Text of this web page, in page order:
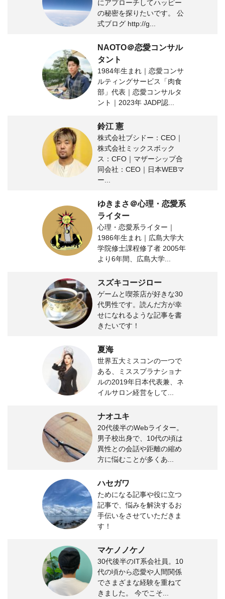
にアプローチしてハッピー
の秘密を探りたいです。 公
式ブログ http://g...
NAOTO＠恋愛コンサル
タント
1984年生まれ｜恋愛コンサ
ルティングサービス「肉食
部」代表｜恋愛コンサルタ
ント｜2023年 JADP認...
鈴江 憲
株式会社ブシドー：CEO｜
株式会社ミックスボック
ス：CFO｜マザーシップ合
同会社：CEO｜日本WEBマ
ー...
ゆきまさ＠心理・恋愛系
ライター
心理・恋愛系ライター｜
1986年生まれ｜広島大学大
学院修士課程修了者 2005年
より6年間、広島大学...
スズキコージロー
ゲームと喫茶店が好きな30
代男性です。読んだ方が幸
せになれるような記事を書
きたいです！
夏海
世界五大ミスコンの一つで
ある、ミススプラナショナ
ルの2019年日本代表兼、ネ
イルサロン経営をして...
ナオユキ
20代後半のWebライター。
男子校出身で、10代の頃は
異性との会話や距離の縮め
方に悩むことが多くあ...
ハセガワ
ためになる記事や役に立つ
記事で、悩みを解決するお
手伝いをさせていただきま
す！
マケノノケノ
30代後半のIT系会社員。10
代の頃から恋愛や人間関係
でさまざまな経験を重ねて
きました。 今でこそ...